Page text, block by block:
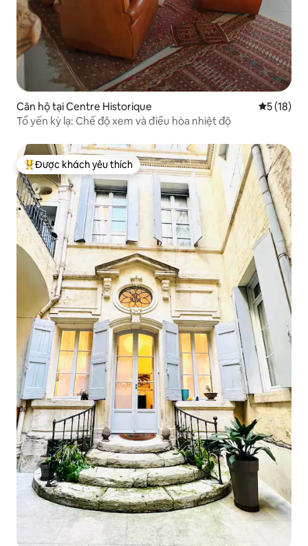
Căn hộ tại Centre Historique Xếp hạng
5 (18)
Tổ yến kỳ lạ: Chế độ xem và điều hòa nhiệt độ
Được khách yêu thích nhất
Được khách yêu thích